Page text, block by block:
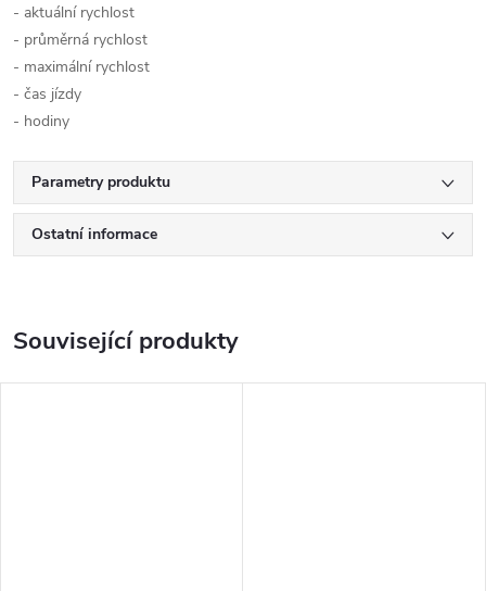
- aktuální rychlost
- průměrná rychlost
- maximální rychlost
- čas jízdy
- hodiny
Parametry produktu
Ostatní informace
Související produkty